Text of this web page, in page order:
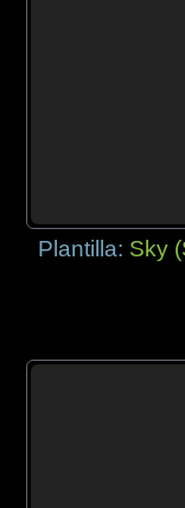
Plantilla: Sky